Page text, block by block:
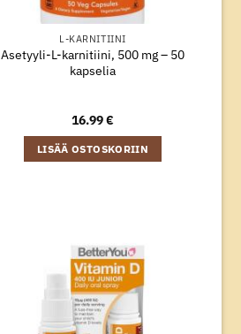
L-KARNITIINI
Asetyyli-L-karnitiini, 500 mg – 50
kapselia
16.99€
LISÄÄ OSTOSKORIIN